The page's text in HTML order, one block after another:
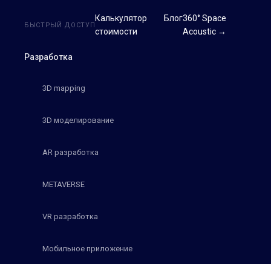
Разработка
3D mapping
3D моделирование
AR разработка
METAVERSE
VR разработка
Мобильное приложение
БЫСТРЫЙ ДОСТУП
Калькулятор
стоимости
Блог360° Space
Acoustic →